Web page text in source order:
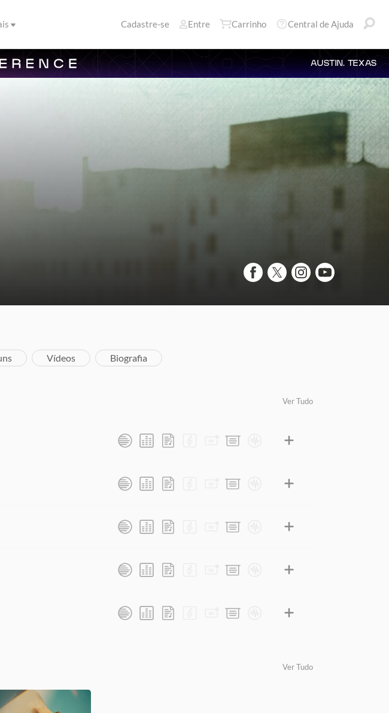
Cadastre-se Entre Carrinho Central de Ajuda
AUSTIN, TEXAS
Vídeos Biografia
Ver Tudo
Ver Tudo